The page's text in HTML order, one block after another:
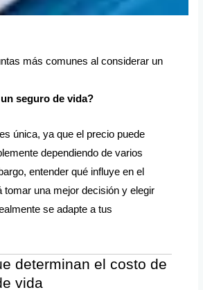
más comunes al considerar un
seguro de vida?
única, ya que el precio puede
dependiendo de varios
entender qué influye en el
tomar una mejor decisión y elegir
se adapte a tus
determinan el costo de
vida